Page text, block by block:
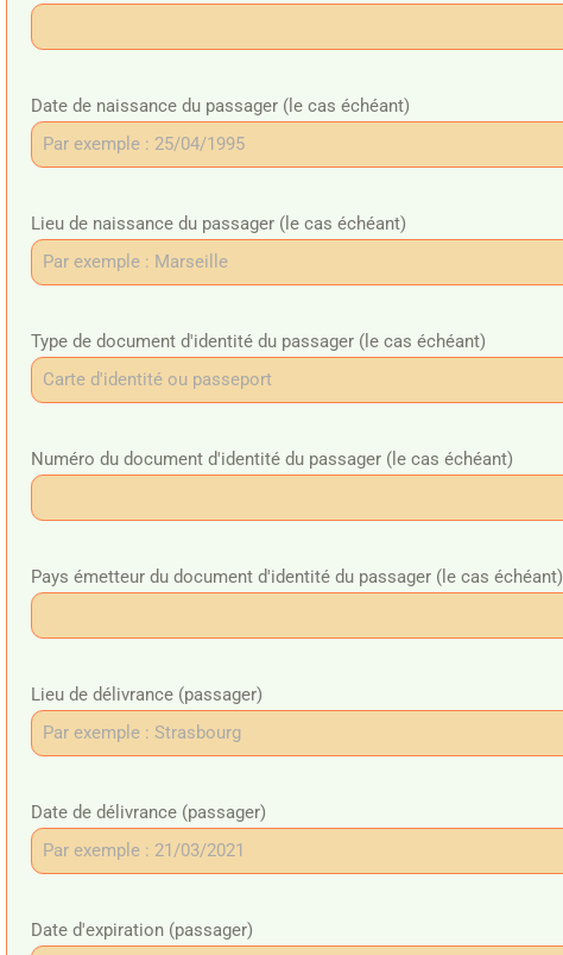
Date de naissance du passager (le cas échéant)
Lieu de naissance du passager (le cas échéant)
Type de document d'identité du passager (le cas échéant)
Numéro du document d'identité du passager (le cas échéant)
Pays émetteur du document d'identité du passager (le cas échéant)
Lieu de délivrance (passager)
Date de délivrance (passager)
Date d'expiration (passager)